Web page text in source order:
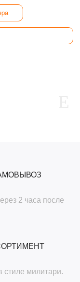
2 часа после
милитари.